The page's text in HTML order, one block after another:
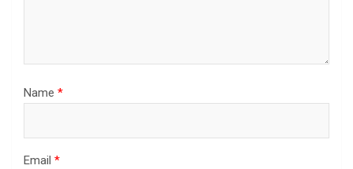
Name *
Email *